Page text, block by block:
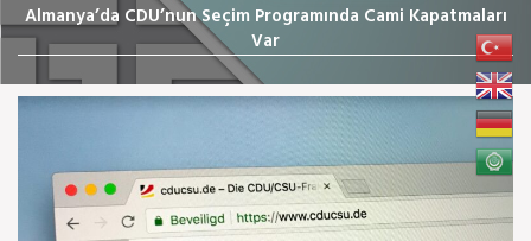
Almanya’da CDU’nun Seçim Programında Cami Kapatmaları
Var